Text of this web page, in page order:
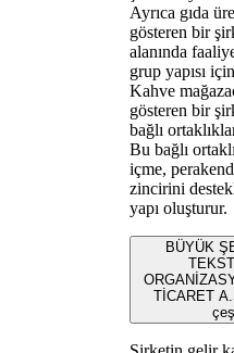
Ayrıca gıda
gösteren bir
alanında
grup yapısı
Kahve
gösteren bir
bağlı
Bu bağlı
içme,
zincirini
yapı oluşturur.
BÜYÜK
TİCARET